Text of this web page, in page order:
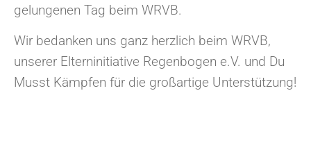
gelungenen Tag beim WRVB.
Wir bedanken uns ganz herzlich beim WRVB,
unserer Elterninitiative Regenbogen e.V. und Du
Musst Kämpfen für die großartige Unterstützung!